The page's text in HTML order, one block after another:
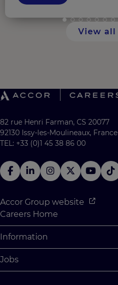
View all
82 rue Henri Farman, CS 20077
92130 Issy-les-Moulineaux, France
TEL: +33 (0)1 45 38 86 00
Accor Group website
Careers Home
Why Join Accor
Student Opportunities
Information
Cookie Settings
Jobs